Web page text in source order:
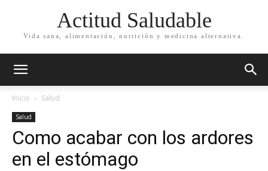
Actitud Saludable
Vida sana, alimentación, nutrición y medicina alternativa.
Inicio Salud
Salud
Como acabar con los ardores
en el estómago